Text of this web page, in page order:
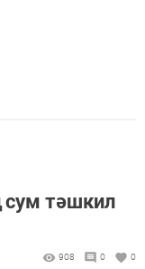
сум тәшкил
908 0 0